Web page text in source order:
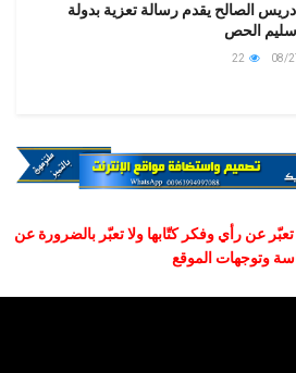
الصالح يقدم رسالة تعزية بدولة
سليم الحص
عن رأي وفكر كتّابها ولا تعبّر بالضرورة عن
وتوجهات الموقع